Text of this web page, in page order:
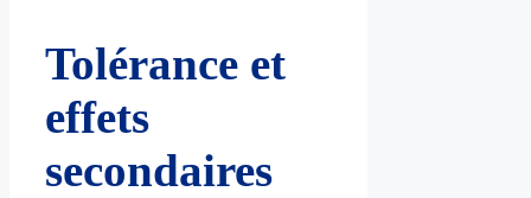
Tolérance et
effets
secondaires